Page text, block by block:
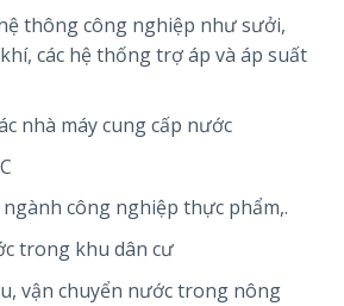
thông công nghiệp như sưởi,
các hệ thống trợ áp và áp suất
nhà máy cung cấp nước
công nghiệp thực phẩm,.
trong khu dân cư
vận chuyển nước trong nông